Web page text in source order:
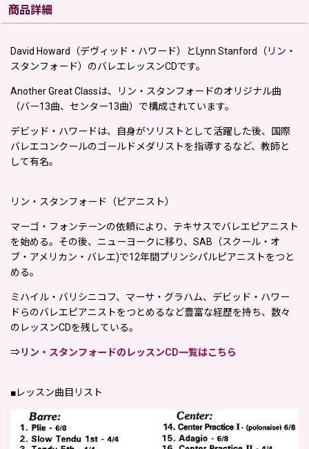
商品詳細
David Howard（デヴィッド・ハワード）とLynn Stanford（リン・
スタンフォード）のバレエレッスンCDです。
Another Great Classは、リン・スタンフォードのオリジナル曲
（バー13曲、センター13曲）で構成されています。
デビッド・ハワードは、自身がソリストとして活躍した後、国際
バレエコンクールのゴールドメダリストを指導するなど、教師と
して有名。
リン・スタンフォード（ピアニスト）
マーゴ・フォンテーンの依頼により、テキサスでバレエピアニスト
を始める。その後、ニューヨークに移り、SAB（スクール・オ
ブ・アメリカン・バレエ)で12年間プリンシパルピアニストをつと
める。
ミハイル・バリシニコフ、マーサ・グラハム、デビッド・ハワー
ドらのバレエピアニストをつとめるなど豊富な経歴を持ち、数々
のレッスンCDを残している。
⇒リン・スタンフォードのレッスンCD一覧はこちら
■レッスン曲目リスト